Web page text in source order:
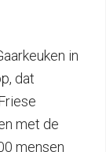
in
dat
met de
mensen